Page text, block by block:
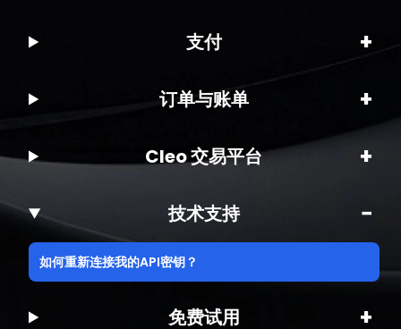
支付 +
订单与账单 +
Cleo 交易平台 +
技术支持 −
如何重新连接我的API密钥？
免费试用 +